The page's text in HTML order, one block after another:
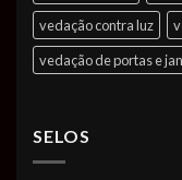
vedação contra luz
vedação de portas e
SELOS